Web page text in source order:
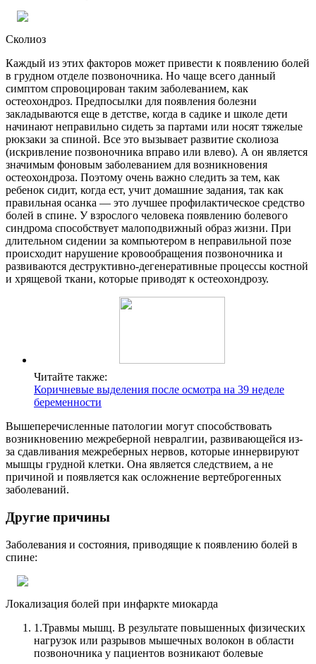
Сколиоз
Каждый из этих факторов может привести к появлению болей
в грудном отделе позвоночника. Но чаще всего данный
симптом спровоцирован таким заболеванием, как
остеохондроз. Предпосылки для появления болезни
закладываются еще в детстве, когда в садике и школе дети
начинают неправильно сидеть за партами или носят тяжелые
рюкзаки за спиной. Все это вызывает развитие сколиоза
(искривление позвоночника вправо или влево). А он является
значимым фоновым заболеванием для возникновения
остеохондроза. Поэтому очень важно следить за тем, как
ребенок сидит, когда ест, учит домашние задания, так как
правильная осанка — это лучшее профилактическое средство
болей в спине. У взрослого человека появлению болевого
синдрома способствует малоподвижный образ жизни. При
длительном сидении за компьютером в неправильной позе
происходит нарушение кровообращения позвоночника и
развиваются деструктивно-дегенеративные процессы костной
и хрящевой ткани, которые приводят к остеохондрозу.
Читайте также:
Коричневые выделения после осмотра на 39 неделе
беременности
Вышеперечисленные патологии могут способствовать
возникновению межреберной невралгии, развивающейся из-
за сдавливания межреберных нервов, которые иннервируют
мышцы грудной клетки. Она является следствием, а не
причиной и появляется как осложнение вертеброгенных
заболеваний.
Другие причины
Заболевания и состояния, приводящие к появлению болей в
спине:
Локализация болей при инфаркте миокарда
1.Травмы мышц. В результате повышенных физических
нагрузок или разрывов мышечных волокон в области
позвоночника у пациентов возникают болевые